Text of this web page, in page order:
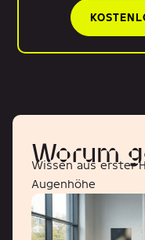
Worum
Wissen aus erster
Augenhöhe